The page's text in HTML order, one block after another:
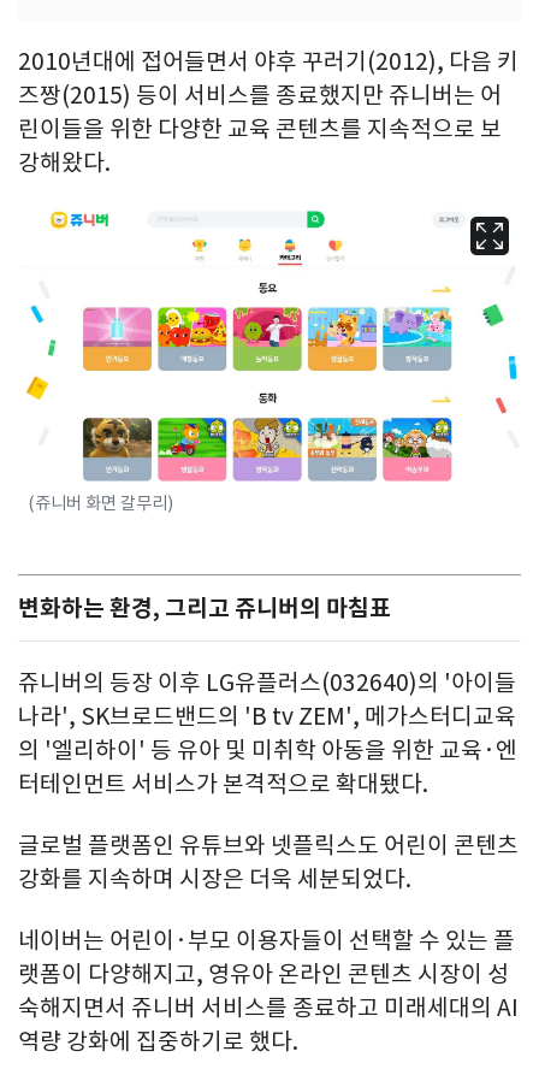
2010년대에 접어들면서 야후 꾸러기(2012), 다음 키
즈짱(2015) 등이 서비스를 종료했지만 쥬니버는 어
린이들을 위한 다양한 교육 콘텐츠를 지속적으로 보
강해왔다.
(쥬니버 화면 갈무리)
변화하는 환경, 그리고 쥬니버의 마침표
쥬니버의 등장 이후 LG유플러스(032640)의 '아이들
나라', SK브로드밴드의 'B tv ZEM', 메가스터디교육
의 '엘리하이' 등 유아 및 미취학 아동을 위한 교육·엔
터테인먼트 서비스가 본격적으로 확대됐다.
글로벌 플랫폼인 유튜브와 넷플릭스도 어린이 콘텐츠
강화를 지속하며 시장은 더욱 세분되었다.
네이버는 어린이·부모 이용자들이 선택할 수 있는 플
랫폼이 다양해지고, 영유아 온라인 콘텐츠 시장이 성
숙해지면서 쥬니버 서비스를 종료하고 미래세대의 AI
역량 강화에 집중하기로 했다.